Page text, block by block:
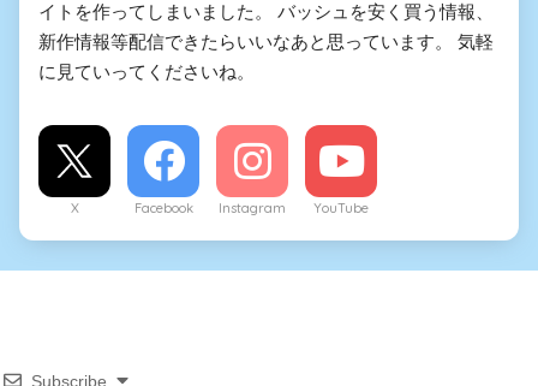
イトを作ってしまいました。 バッシュを安く買う情報、
新作情報等配信できたらいいなあと思っています。 気軽
に見ていってくださいね。
X Facebook Instagram YouTube
Subscribe